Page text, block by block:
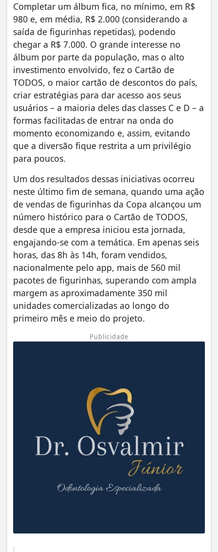
Completar um álbum fica, no mínimo, em R$
980 e, em média, R$ 2.000 (considerando a
saída de figurinhas repetidas), podendo
chegar a R$ 7.000. O grande interesse no
álbum por parte da população, mas o alto
investimento envolvido, fez o Cartão de
TODOS, o maior cartão de descontos do país,
criar estratégias para dar acesso aos seus
usuários – a maioria deles das classes C e D – a
formas facilitadas de entrar na onda do
momento economizando e, assim, evitando
que a diversão fique restrita a um privilégio
para poucos.
Um dos resultados dessas iniciativas ocorreu
neste último fim de semana, quando uma ação
de vendas de figurinhas da Copa alcançou um
número histórico para o Cartão de TODOS,
desde que a empresa iniciou esta jornada,
engajando-se com a temática. Em apenas seis
horas, das 8h às 14h, foram vendidos,
nacionalmente pelo app, mais de 560 mil
pacotes de figurinhas, superando com ampla
margem as aproximadamente 350 mil
unidades comercializadas ao longo do
primeiro mês e meio do projeto.
Publicidade